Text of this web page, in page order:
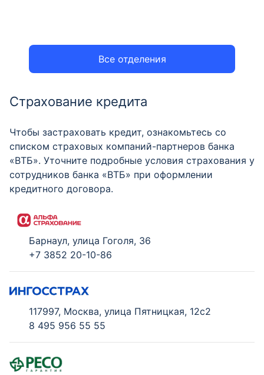
Все отделения
Страхование кредита
Чтобы застраховать кредит, ознакомьтесь со
списком страховых компаний-партнеров банка
«ВТБ». Уточните подробные условия страхования у
сотрудников банка «ВТБ» при оформлении
кредитного договора.
Барнаул, улица Гоголя, 36
+7 3852 20-10-86
117997, Москва, улица Пятницкая, 12с2
8 495 956 55 55